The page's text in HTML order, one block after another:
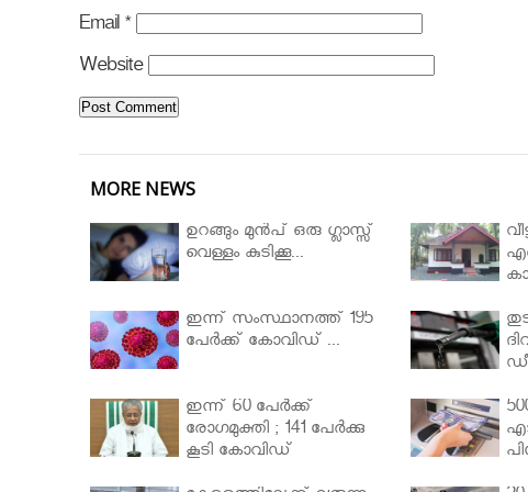
Email *
Website
MORE NEWS
ഉറങ്ങും മുന്‍പ് ഒരു ഗ്ലാസ്സ്
വെള്ളം കുടിക്കൂ...
ഇന്ന് സംസ്ഥാനത്ത് 195
പേര്‍ക്ക് കോവിഡ് ...
ഇന്ന് 60 പേർക്ക്
രോഗമുക്തി ; 141 പേര്‍ക്കു
കൂടി കോവിഡ്